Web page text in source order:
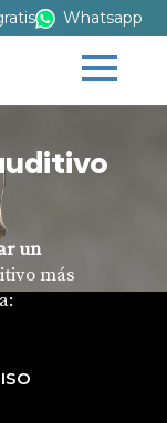
Whatsapp
un
más